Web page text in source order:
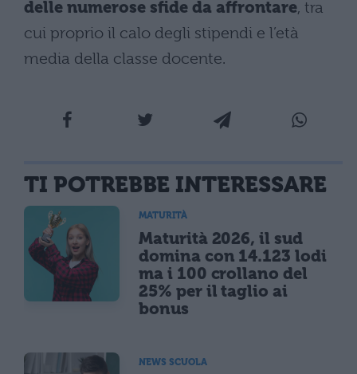
delle numerose sfide da affrontare, tra
cui proprio il calo degli stipendi e l’età
media della classe docente.
TI POTREBBE INTERESSARE
MATURITÀ
Maturità 2026, il sud
domina con 14.123 lodi
ma i 100 crollano del
25% per il taglio ai
bonus
NEWS SCUOLA